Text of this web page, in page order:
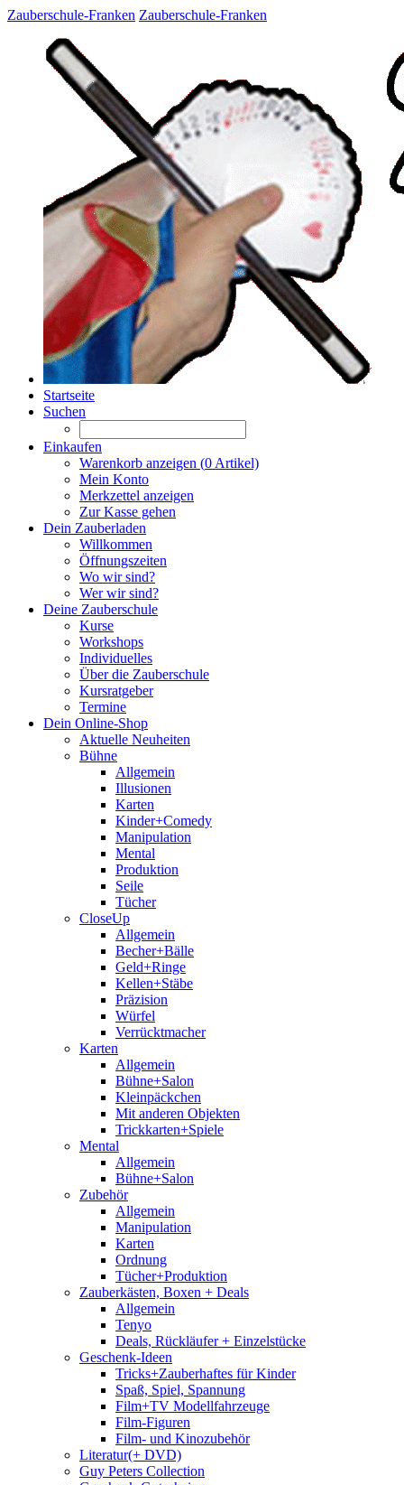
Zauberschule-Franken Zauberschule-Franken
Startseite
Suchen
Einkaufen
Warenkorb anzeigen (0 Artikel)
Mein Konto
Merkzettel anzeigen
Zur Kasse gehen
Dein Zauberladen
Willkommen
Öffnungszeiten
Wo wir sind?
Wer wir sind?
Deine Zauberschule
Kurse
Workshops
Individuelles
Über die Zauberschule
Kursratgeber
Termine
Dein Online-Shop
Aktuelle Neuheiten
Bühne
Allgemein
Illusionen
Karten
Kinder+Comedy
Manipulation
Mental
Produktion
Seile
Tücher
CloseUp
Allgemein
Becher+Bälle
Geld+Ringe
Kellen+Stäbe
Präzision
Würfel
Verrücktmacher
Karten
Allgemein
Bühne+Salon
Kleinpäckchen
Mit anderen Objekten
Trickkarten+Spiele
Mental
Allgemein
Bühne+Salon
Zubehör
Allgemein
Manipulation
Karten
Ordnung
Tücher+Produktion
Zauberkästen, Boxen + Deals
Allgemein
Tenyo
Deals, Rückläufer + Einzelstücke
Geschenk-Ideen
Tricks+Zauberhaftes für Kinder
Spaß, Spiel, Spannung
Film+TV Modellfahrzeuge
Film-Figuren
Film- und Kinozubehör
Literatur(+ DVD)
Guy Peters Collection